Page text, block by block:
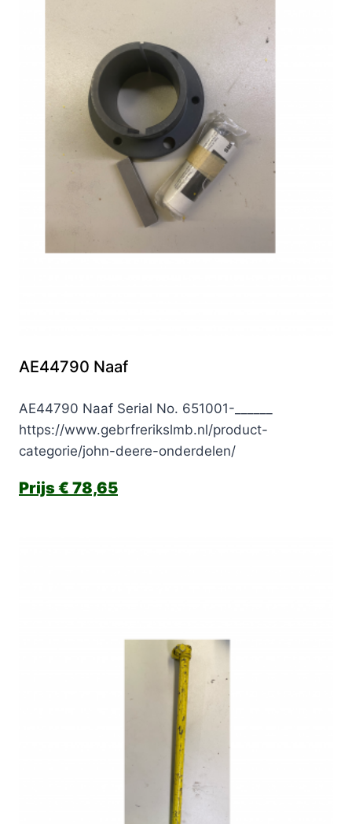
AE44790 Naaf
AE44790 Naaf Serial No. 651001-______
https://www.gebrfrerikslmb.nl/product-
categorie/john-deere-onderdelen/
€ 78,65